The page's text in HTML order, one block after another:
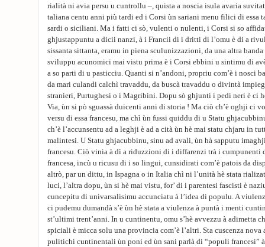
rialità ni avia persu u cuntrollu –, quista a noscia isula avaria
taliana centu anni più tardi ed i Corsi ùn sariani menu filici di essa
sardi o siciliani. Ma i fatti ci sò, vulenti o nulenti, i Corsi si so
ghjustappuntu a dicii nanzi, à i Francii di i dritti di l’omu è di a
sissanta sittanta, eramu in piena sculunizzazioni, da una altra
sviluppu acunomici mai vistu prima è i Corsi ebbini u sintimu di
a so parti di u pasticciu. Quanti si n’andoni, propriu com’è i nosci
da mari culandi calchì travaddu, da buscà travaddu o divintà
stranieri, Purtughesi o i Magribini. Dopu sò ghjunti i pedi neri è ci
Via, ùn si pò sguassà duicenti anni di storia ! Ma ciò ch’è oghji ci
versu di essa francesu, ma chì ùn fussi quiddu di u Statu
ch’è l’accunsentu ad a leghji è ad a cità ùn hè mai statu chjaru in
malintesi. U Statu ghjacubbinu, sinu ad avali, ùn hà sapputu
francesu. Ciò vinia à dì a riduzzioni di i diffarenzi trà i cumpunenti
francesa, incù u ricusu di i so lingui, cunsidirati com’è patois da
altrò, par un dittu, in Ispagna o in Italia chì ni l’unità hè stata
luci, l’altra dopu, ùn si hè mai vistu, for’ di i parentesi fascisti è
cuncepitu di univarsalisimu accunciatu à l’idea di populu. A
ci pudemu dumandà s’è ùn hè stata a viulenza à puntà i menti
st’ultimi trent’anni. In u cuntinentu, omu s’hè avvezzu à adimetta
spiciali è micca solu una provincia com’è l’altri. Sta cuscenza nova
pulitichi cuntinentali ùn poni ed ùn sani parlà di “populi francesi”